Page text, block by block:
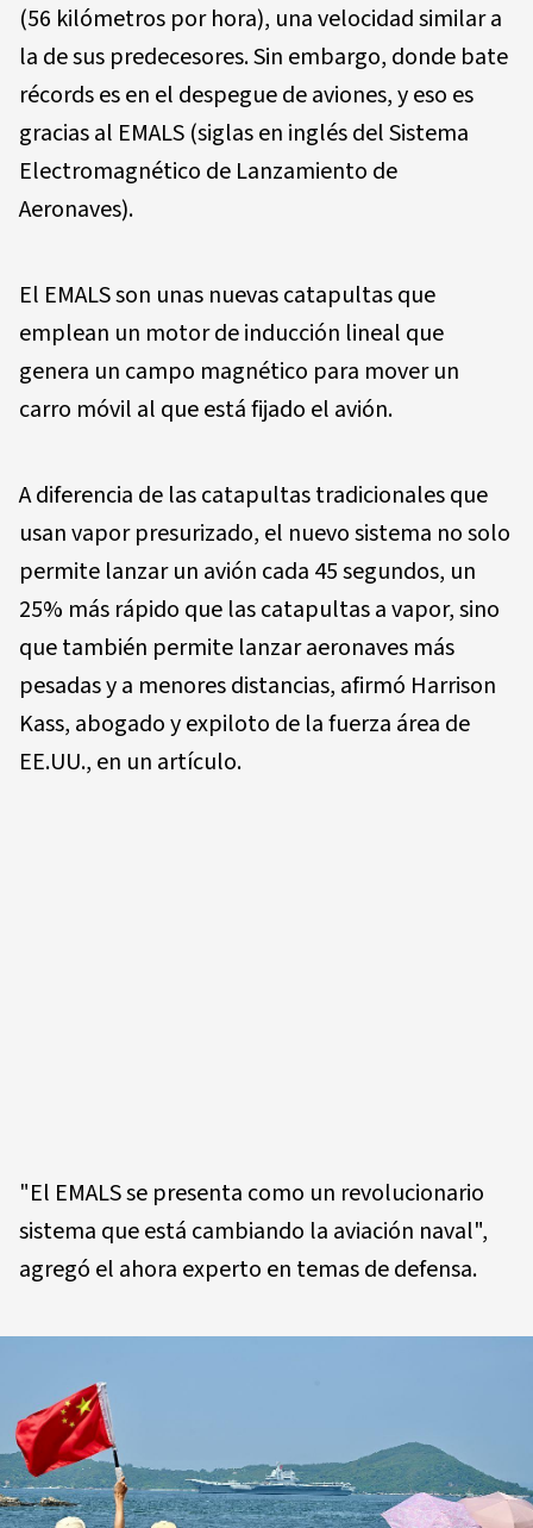
(56 kilómetros por hora), una velocidad similar a
la de sus predecesores. Sin embargo, donde bate
récords es en el despegue de aviones, y eso es
gracias al EMALS (siglas en inglés del Sistema
Electromagnético de Lanzamiento de
Aeronaves).
El EMALS son unas nuevas catapultas que
emplean un motor de inducción lineal que
genera un campo magnético para mover un
carro móvil al que está fijado el avión.
A diferencia de las catapultas tradicionales que
usan vapor presurizado, el nuevo sistema no solo
permite lanzar un avión cada 45 segundos, un
25% más rápido que las catapultas a vapor, sino
que también permite lanzar aeronaves más
pesadas y a menores distancias, afirmó Harrison
Kass, abogado y expiloto de la fuerza área de
EE.UU., en un artículo.
"El EMALS se presenta como un revolucionario
sistema que está cambiando la aviación naval",
agregó el ahora experto en temas de defensa.